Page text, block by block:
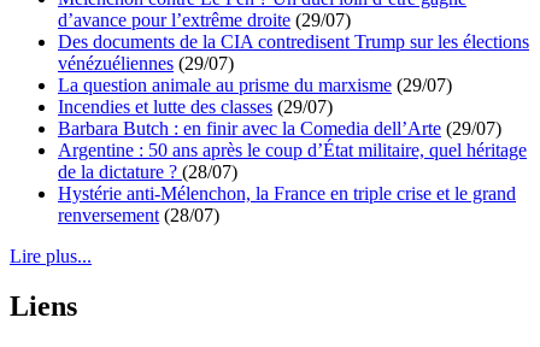
d’avance pour l’extrême droite (29/07)
Des documents de la CIA contredisent Trump sur les élections
vénézuéliennes (29/07)
La question animale au prisme du marxisme (29/07)
Incendies et lutte des classes (29/07)
Barbara Butch : en finir avec la Comedia dell’Arte (29/07)
Argentine : 50 ans après le coup d’État militaire, quel héritage
de la dictature ? (28/07)
Hystérie anti-Mélenchon, la France en triple crise et le grand
renversement (28/07)
Lire plus...
Liens